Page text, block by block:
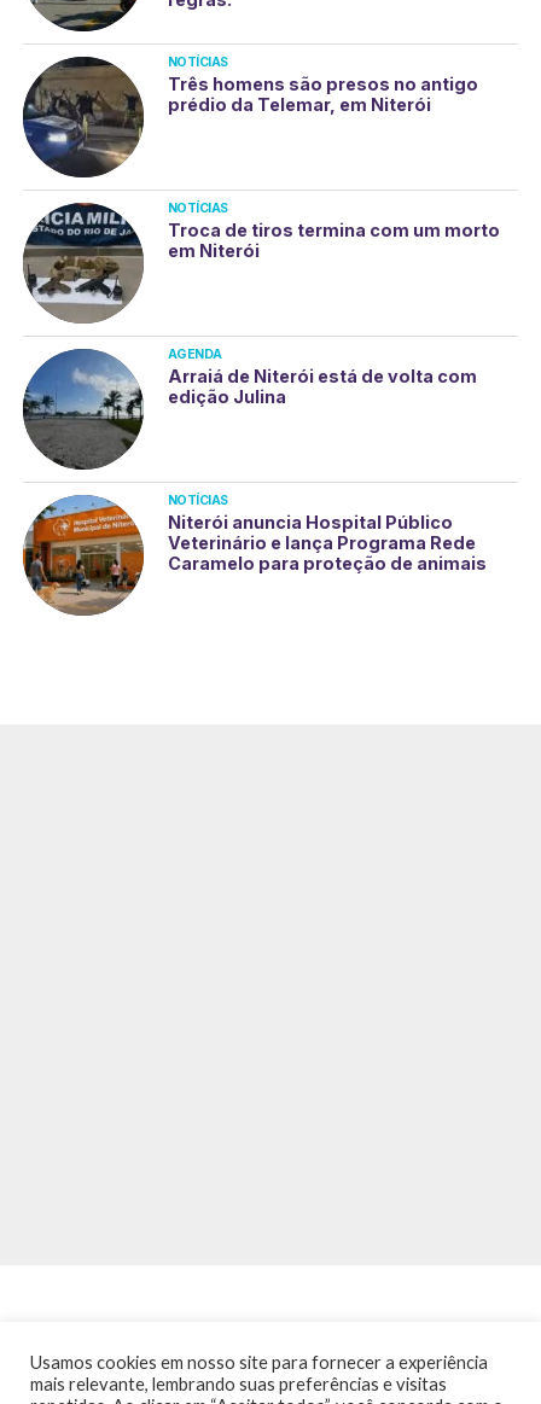
NOTÍCIAS
Três homens são presos no antigo
prédio da Telemar, em Niterói
NOTÍCIAS
Troca de tiros termina com um morto
em Niterói
AGENDA
Arraiá de Niterói está de volta com
edição Julina
NOTÍCIAS
Niterói anuncia Hospital Público
Veterinário e lança Programa Rede
Caramelo para proteção de animais
Usamos cookies em nosso site para fornecer a experiência
mais relevante, lembrando suas preferências e visitas